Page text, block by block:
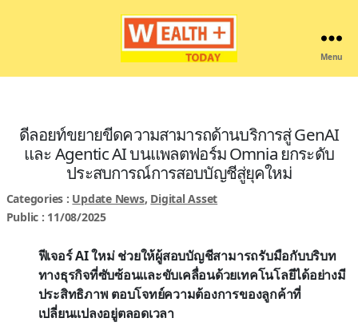
Menu
ดีลอยท์ขยายขีดความสามารถด้านบริการสู่ GenAI
และ Agentic AI บนแพลตฟอร์ม Omnia ยกระดับ
ประสบการณ์การสอบบัญชีสู่ยุคใหม่
Categories : Update News, Digital Asset
Public : 11/08/2025
ฟีเจอร์ AI ใหม่ ช่วยให้ผู้สอบบัญชีสามารถรับมือกับบริบท
ทางธุรกิจที่ซับซ้อนและขับเคลื่อนด้วยเทคโนโลยีได้อย่างมี
ประสิทธิภาพ ตอบโจทย์ความต้องการของลูกค้าที่
เปลี่ยนแปลงอยู่ตลอดเวลา